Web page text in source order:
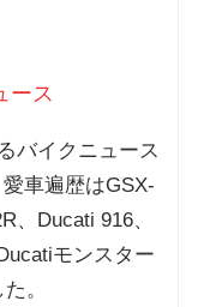
ース
バイクニュース
車遍歴はGSX-
、Ducati 916、
モンスター
。